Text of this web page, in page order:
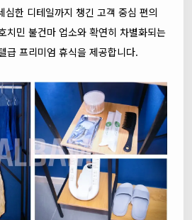
심한 디테일까지 챙긴 고객 중심 편의
치민 불건마 업소와 확연히 차별화되는
급 프리미엄 휴식을 제공합니다.